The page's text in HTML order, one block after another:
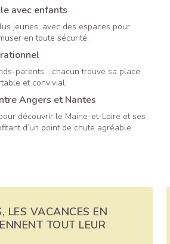
avec enfants
jeunes, avec des espaces pour
en toute sécurité.
parents… chacun trouve sa place
et convivial.
Angers et Nantes
découvrir le Maine-et-Loire et ses
d’un point de chute agréable.
LES VACANCES EN
TOUT LEUR